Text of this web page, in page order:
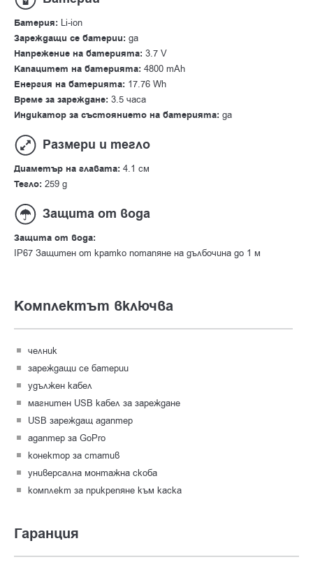
Батерия: Li-ion
Зареждащи се батерии: да
Напрежение на батерията: 3.7 V
Капацитет на батерията: 4800 mAh
Енергия на батерията: 17.76 Wh
Време за зареждане: 3.5 часа
Индикатор за състоянието на батерията: да
Размери и тегло
Диаметър на главата: 4.1 см
Тегло: 259 g
Защита от вода
Защита от вода:
IP67 Защитен от кратко потапяне на дълбочина до 1 м
Комплектът включва
челник
зареждащи се батерии
удължен кабел
магнитен USB кабел за зареждане
USB зареждащ адаптер
адаптер за GoPro
конектор за статив
универсална монтажна скоба
комплект за прикрепяне към каска
Гаранция